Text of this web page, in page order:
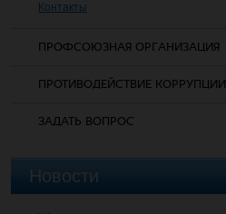
Контакты
ПРОФСОЮЗНАЯ ОРГАНИЗАЦИЯ
ПРОТИВОДЕЙСТВИЕ КОРРУПЦИИ
ЗАДАТЬ ВОПРОС
Новости